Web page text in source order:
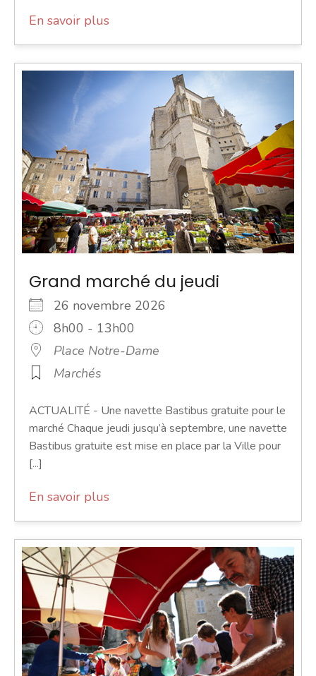
En savoir plus
Grand marché du jeudi
26 novembre 2026
8h00 - 13h00
Place Notre-Dame
Marchés
ACTUALITÉ - Une navette Bastibus gratuite pour le
marché Chaque jeudi jusqu’à septembre, une navette
Bastibus gratuite est mise en place par la Ville pour
[...]
En savoir plus